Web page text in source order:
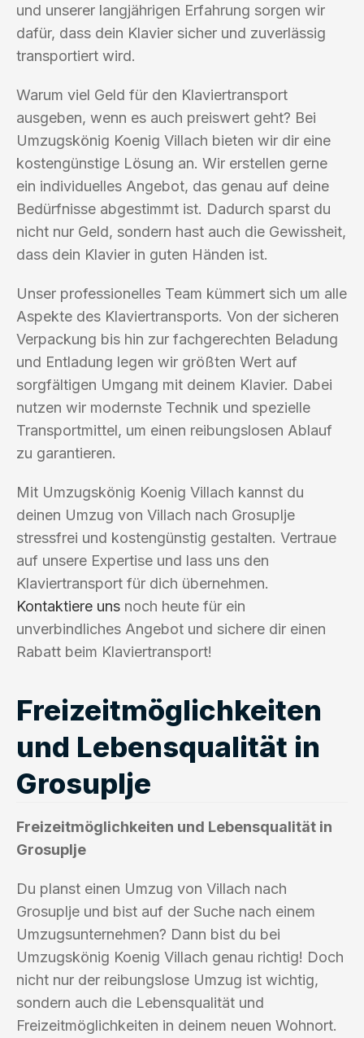
und unserer langjährigen Erfahrung sorgen wir
dafür, dass dein Klavier sicher und zuverlässig
transportiert wird.
Warum viel Geld für den Klaviertransport
ausgeben, wenn es auch preiswert geht? Bei
Umzugskönig Koenig Villach bieten wir dir eine
kostengünstige Lösung an. Wir erstellen gerne
ein individuelles Angebot, das genau auf deine
Bedürfnisse abgestimmt ist. Dadurch sparst du
nicht nur Geld, sondern hast auch die Gewissheit,
dass dein Klavier in guten Händen ist.
Unser professionelles Team kümmert sich um alle
Aspekte des Klaviertransports. Von der sicheren
Verpackung bis hin zur fachgerechten Beladung
und Entladung legen wir größten Wert auf
sorgfältigen Umgang mit deinem Klavier. Dabei
nutzen wir modernste Technik und spezielle
Transportmittel, um einen reibungslosen Ablauf
zu garantieren.
Mit Umzugskönig Koenig Villach kannst du
deinen Umzug von Villach nach Grosuplje
stressfrei und kostengünstig gestalten. Vertraue
auf unsere Expertise und lass uns den
Klaviertransport für dich übernehmen.
Kontaktiere uns noch heute für ein
unverbindliches Angebot und sichere dir einen
Rabatt beim Klaviertransport!
Freizeitmöglichkeiten
und Lebensqualität in
Grosuplje
Freizeitmöglichkeiten und Lebensqualität in
Grosuplje
Du planst einen Umzug von Villach nach
Grosuplje und bist auf der Suche nach einem
Umzugsunternehmen? Dann bist du bei
Umzugskönig Koenig Villach genau richtig! Doch
nicht nur der reibungslose Umzug ist wichtig,
sondern auch die Lebensqualität und
Freizeitmöglichkeiten in deinem neuen Wohnort.